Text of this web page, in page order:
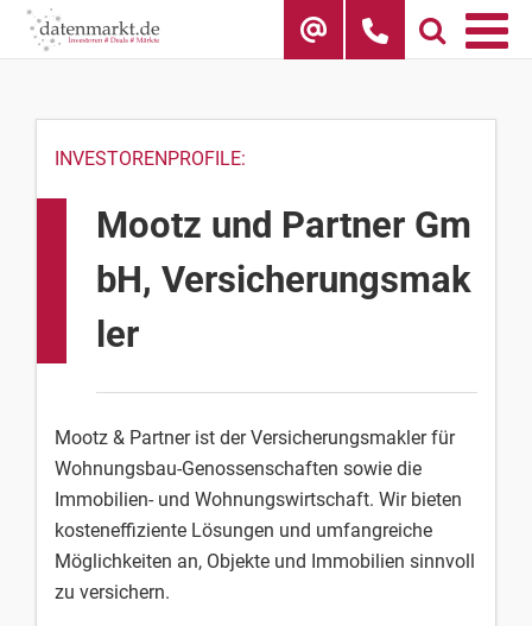
Skip
INVESTORENPROFILE:
Mootz und Partner Gm
bH, Versicherungsmak
ler
Mootz & Partner ist der Versicherungsmakler für
Wohnungsbau-Genossenschaften sowie die
Immobi­lien- und Wohnungswirtschaft. Wir bieten
kosteneffiziente Lösungen und umfangreiche
Möglichkeiten an, Objekte und Immobilien sinnvoll
zu versichern.